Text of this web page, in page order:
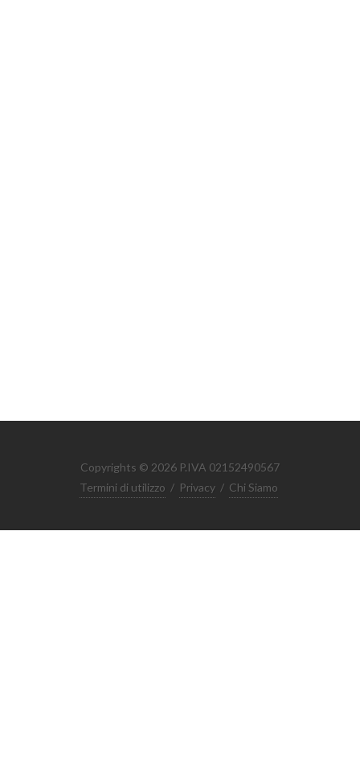
Copyrights © 2026 P.IVA 02152490567
Termini di utilizzo / Privacy / Chi Siamo